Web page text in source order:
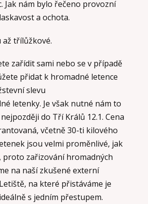
Jak nám bylo řečeno provozní
a ochota.
až třílůžkové.
zařídit sami nebo se v případě
přidat k hromadné letence
slevu
letenky. Je však nutné nám to
do Tří Králů 12.1. Cena
včetně 30-ti kilového
jsou velmi proměnlivé, jak
zařizování hromadných
na naší zkušené externí
na které přistáváme je
s jedním přestupem.